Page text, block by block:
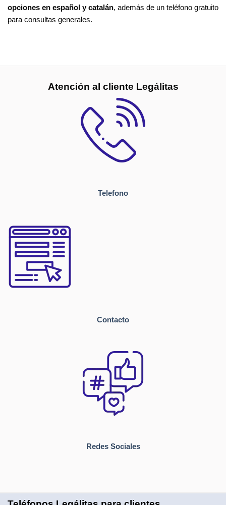
opciones en español y catalán, además de un teléfono gratuito
para consultas generales.
Atención al cliente Legálitas
Telefono
Contacto
Redes Sociales